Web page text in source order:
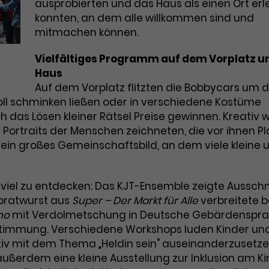
Zugang zu geschützten Bereichen
gewährt.
Name
Anbieter TYPO3
Laufzeit 1 Monat
Enthält die gewählten Tracking-Optin-
Laufzeit 2 Jahre
Zweck
Dieses Cookie wird von Google Analytics
installiert. Das Cookie wird verwendet, um
Besucher*innen-, Sitzungs- und
Nutzung der Website für den
Analysebericht der Website zu verfolgen.
Die Cookies speichern Informationen
anonym und weisen eine zufallsgenerierte
Nummer zu, um Besuche zu erkennen.
Name _gid
Anbieter Google Analytics
Laufzeit 1 Tag
Diese Gruppe beinhaltet alle Scripte, die es uns
ermöglichen die Leistung unserer Werbekampagnen zu
analysieren und Conversions zu messen. Außerdem
auf die Interessen unserer Nutzer abzustimmen.
Name
_gcl_au
Anbieter Google Ads
Laufzeit 3 Monate
Zweck
und Conversions zu speichern. Dieses
Cookie hilft dabei nachzuvollziehen, ob
Nutzer über Google-Anzeigen auf unsere
Website gelangt sind.
Cookie-Informationen
ausprobierten und das Haus als einen Ort
konnten, an dem alle willkommen sind und
mitmachen können.
Vielfältiges Programm auf dem Vorplatz
Haus
Auf dem Vorplatz flitzten die Bobbycars um
schminken ließen oder in verschiedene Kostüme
Lösen kleiner Rätsel Preise gewinnen. Kreativ
der Menschen zeichneten, die vor ihnen
großes Gemeinschaftsbild, an dem viele kleine
zu entdecken: Das KJT-Ensemble zeigte
aus Super – Der Markt für Alleverbreitete
mit Verdolmetschung in Deutsche
Verschiedene Workshops luden Kinder
mit dem Thema „Heldin sein"
eine kleine Ausstellung zur Inklusion am